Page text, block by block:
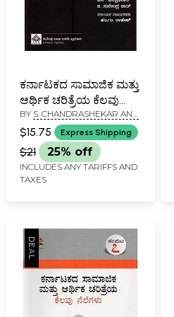
ಕರ್ನಾಟಕದ ಸಾಮಾಜಿಕ ಮತ್ತು
ಆರ್ಥಿಕ ಚರಿತ್ರೆಯ ಕೆಲವು
ನೆಲೆಗಳು- Karnatakadha
Samajika Mathu
Arthika Charithreya
Kelavu Nelegalu:
Volume-4 in Kannada
BY S. CHANDRASHEKAR AND
B. SURENDRA RAO
$15.75 Express Shipping
$21 25% off
INCLUDES ANY TARIFFS AND
TAXES